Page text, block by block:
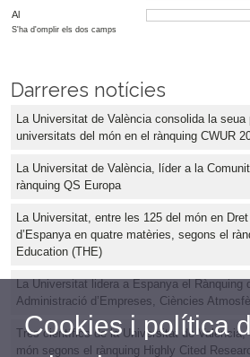
Al
S'ha d'omplir els dos camps
Darreres notícies
La Universitat de València consolida la
universitats del món en el rànquing CWUR
La Universitat de València, líder a la
rànquing QS Europa
La Universitat, entre les 125 del món en
d’Espanya en quatre matèries, segons el
Education (THE)
La Universitat lidera a Espanya el Rànquing
Administració d’Empreses, Ciències
Tres científics de la Universitat de
món segons el rànquing Highly Cited
Cookies i política